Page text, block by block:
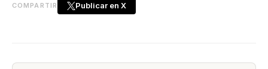
COMPARTIR Publicar en X